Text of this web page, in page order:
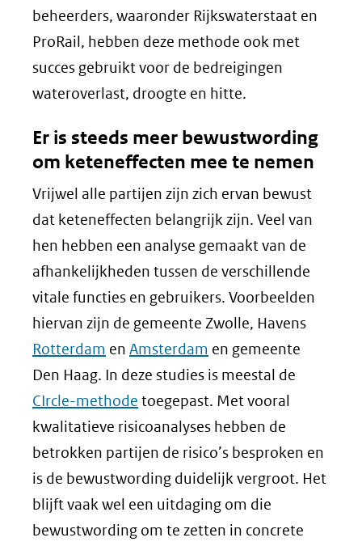
(verwijst
naar
een
andere
beheerders, waaronder Rijkswaterstaat en
ProRail, hebben deze methode ook met
succes gebruikt voor de bedreigingen
wateroverlast, droogte en hitte.
Er is steeds meer bewustwording
om keteneffecten mee te nemen
Vrijwel alle partijen zijn zich ervan bewust
dat keteneffecten belangrijk zijn. Veel van
hen hebben een analyse gemaakt van de
afhankelijkheden tussen de verschillende
vitale functies en gebruikers. Voorbeelden
hiervan zijn de gemeente Zwolle, Havens
Rotterdam en Amsterdam en gemeente
Den Haag. In deze studies is meestal de
CIrcle-methode toegepast. Met vooral
kwalitatieve risicoanalyses hebben de
betrokken partijen de risico’s besproken en
is de bewustwording duidelijk vergroot. Het
blijft vaak wel een uitdaging om die
bewustwording om te zetten in concrete